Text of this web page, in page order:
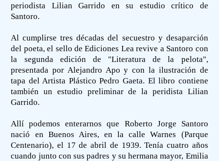
periodista Lilian Garrido en su estudio crítico de
Santoro.
Al cumplirse tres décadas del secuestro y desaparción
del poeta, el sello de Ediciones Lea revive a Santoro con
la segunda edición de "Literatura de la pelota",
presentada por Alejandro Apo y con la ilustración de
tapa del Artista Plástico Pedro Gaeta. El libro contiene
también un estudio preliminar de la peridista Lilian
Garrido.
Allí podemos enterarnos que Roberto Jorge Santoro
nació en Buenos Aires, en la calle Warnes (Parque
Centenario), el 17 de abril de 1939. Tenía cuatro años
cuando junto con sus padres y su hermana mayor, Emilia